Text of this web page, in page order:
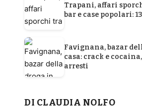
Trapani, affari
bar e case popolari:
Favignana, bazar
casa: crack e
arresti
DI CLAUDIA NOLFO